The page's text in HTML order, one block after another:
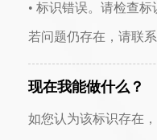
• 标识错误。请检查标
若问题仍存在，请联系
现在我能做什么？
如您认为该标识存在